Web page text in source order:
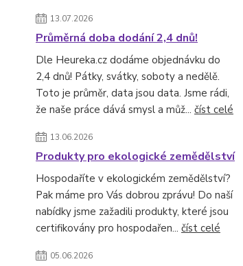
13.07.2026
Průměrná doba dodání 2,4 dnů!
Dle Heureka.cz dodáme objednávku do
2,4 dnů! Pátky, svátky, soboty a nedělě.
Toto je průměr, data jsou data. Jsme rádi,
že naše práce dává smysl a můž... číst celé
13.06.2026
Produkty pro ekologické zemědělství
Hospodaříte v ekologickém zemědělství?
Pak máme pro Vás dobrou zprávu! Do naší
nabídky jsme zažadili produkty, které jsou
certifikovány pro hospodařen... číst celé
05.06.2026